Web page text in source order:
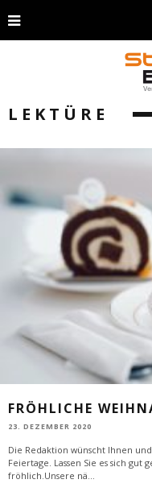
LEKTÜRE
FRÖHLICHE
23. DEZEMBER 2020
Die Redaktion wünscht Ihnen
Feiertage. Lassen Sie es sich
fröhlich.Unsere nä...